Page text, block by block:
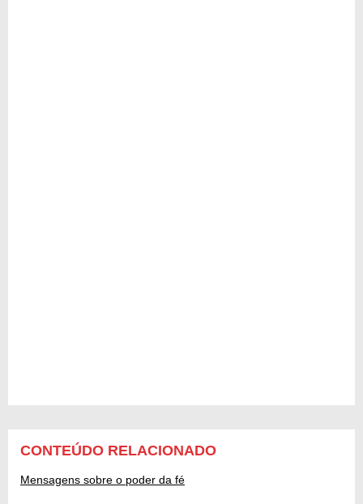
CONTEÚDO RELACIONADO
Mensagens sobre o poder da fé